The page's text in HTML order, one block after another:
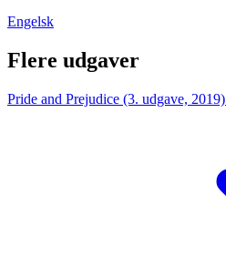
Engelsk
Flere udgaver
Pride and Prejudice (3. udgave, 2019)